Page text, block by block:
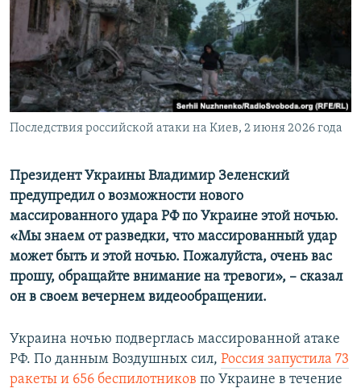
ПОБЕДИТЕЛЕЙ НЕ СУДЯТ?
КРЫМ.НЕПОКОРЕННЫЙ
ELIFBE
УКРАИНСКАЯ ПРОБЛЕМА КРЫМА
ПРИСОЕДИНЯЙТЕСЬ!
Все сайты RFE/RL
Последствия российской атаки на Киев, 2 июня 2026 года
Президент Украины Владимир Зеленский
предупредил о возможности нового
массированного удара РФ по Украине этой ночью.
«Мы знаем от разведки, что массированный удар
может быть и этой ночью. Пожалуйста, очень вас
прошу, обращайте внимание на тревоги», – сказал
он в своем вечернем видеообращении.
Украина ночью подверглась массированной атаке
РФ. По данным Воздушных сил, Россия запустила 73
ракеты и 656 беспилотников по Украине в течение